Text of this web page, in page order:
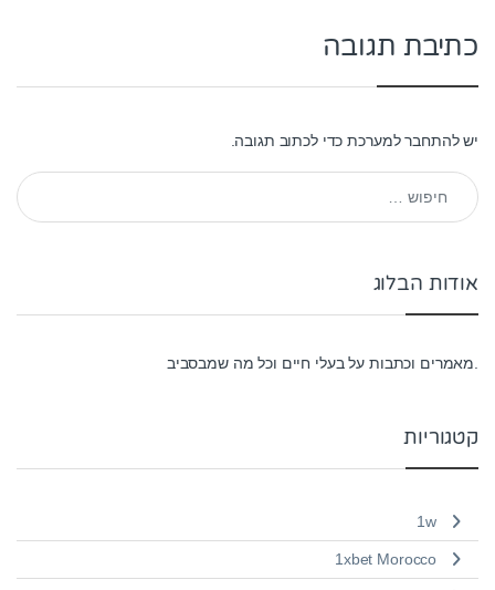
כתיבת תגובה
ישלהתחבר למערכתכדי לכתוב תגובה.
חיפוש:
אודות הבלוג
.מאמרים וכתבות על בעלי חיים וכל מה שמבסביב
קטגוריות
1w
1xbet Morocco